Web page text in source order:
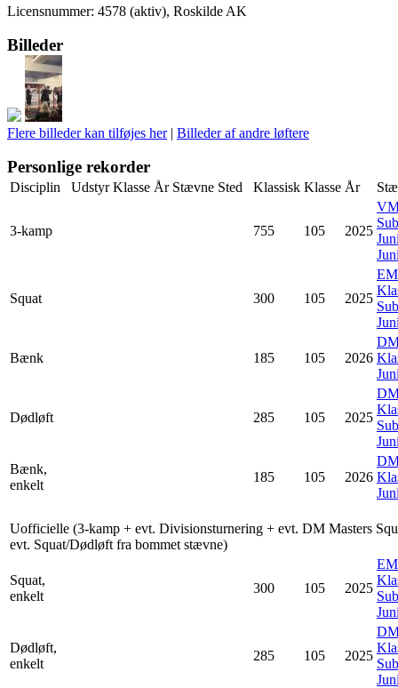
Licensnummer: 4578 (aktiv), Roskilde AK
Billeder
Flere billeder kan tilføjes her| Billeder af andre løftere
Personlige rekorder
Disciplin Udstyr Klasse År Stævne Sted Klassisk Klasse År
3-kamp 755 105 2025
Squat 300 105 2025
EM
Bænk 185 105 2026
Dødløft 285 105 2025
Bænk,
enkelt
185 105 2026
Uofficielle (3-kamp + evt. Divisionsturnering + evt. DM Masters
evt. Squat/Dødløft fra bommet stævne)
Squat,
enkelt
300 105 2025
EM
Dødløft,
enkelt
285 105 2025